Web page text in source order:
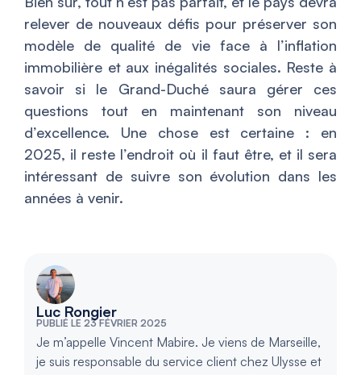
relever de nouveaux défis pour préserver son
modèle de qualité de vie face à l’inflation
immobilière et aux inégalités sociales. Reste à
savoir si le Grand-Duché saura gérer ces
questions tout en maintenant son niveau
d’excellence. Une chose est certaine : en
2025, il reste l’endroit où il faut être, et il sera
intéressant de suivre son évolution dans les
années à venir.
Luc Rongier
PUBLIÉ LE 23 FÉVRIER 2025
Je m’appelle Vincent Mabire. Je viens de Marseille,
je suis responsable du service client chez Ulysse et